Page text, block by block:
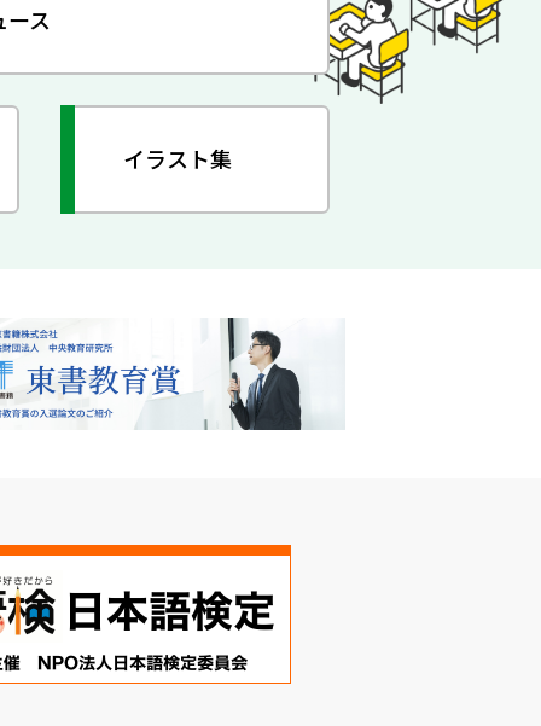
ース
イラスト集